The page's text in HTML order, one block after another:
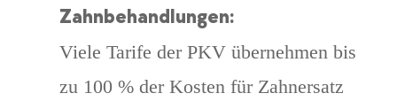
Zahnbehandlungen:
Viele Tarife der PKV übernehmen bis
zu 100 % der Kosten für Zahnersatz